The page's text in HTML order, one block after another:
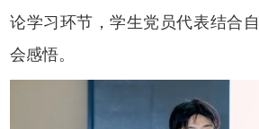
论学习环节，学生党员代表结合
会感悟。